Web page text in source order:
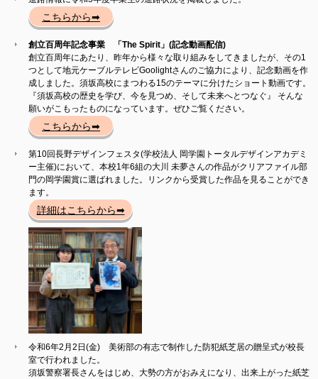
こちらから➡
創立百周年記念事業 「The Spirit」(記念動画配信)
創立百周年にあたり、昨年から様々な取り組みをしてきましたが、その1
つとして地元ケーブルテレビGoolightさんのご協力により、記念動画を作
成しました。須坂高校にまつわる15のテーマに分けたショート動画です。
『須坂高校の歴史を学び、今を見つめ、そして未来へとつなぐ』 そんな
願いがこもったものになっています。ぜひご覧ください。
こちらから➡
第10回長野デザインフェスタ(学校法人 岡学園トータルデザインアカデミ
ー主催)において、本校1年6組の大川 未夢さんの作品がクリアファイル部
門の岡学園賞に選ばれました。リンクから受賞した作品を見ることができ
ます。
詳細はこちらから➡
令和6年2月2日(金) 美術部の有志で制作した防犯紙芝居の贈呈式が校長
室で行われました。
須坂警察署長さんをはじめ、大勢の方がおみえになり、出来上がった紙芝